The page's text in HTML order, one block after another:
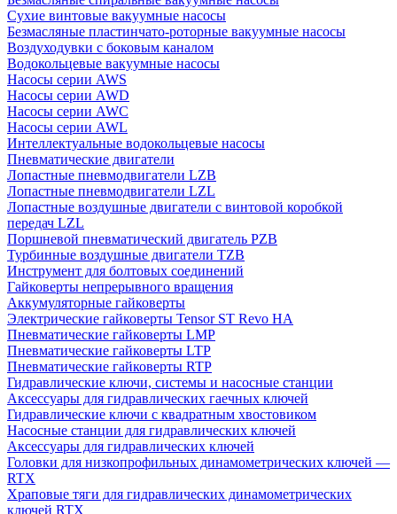
Сухие винтовые вакуумные насосы
Безмасляные пластинчато-роторные вакуумные насосы
Воздуходувки с боковым каналом
Водокольцевые вакуумные насосы
Насосы серии AWS
Насосы серии AWD
Насосы серии AWC
Насосы серии AWL
Интеллектуальные водокольцевые насосы
Пневматические двигатели
Лопастные пневмодвигатели LZB
Лопастные пневмодвигатели LZL
Лопастные воздушные двигатели с винтовой коробкой
передач LZL
Поршневой пневматический двигатель PZB
Турбинные воздушные двигатели TZB
Инструмент для болтовых соединений
Гайковерты непрерывного вращения
Аккумуляторные гайковерты
Электрические гайковерты Tensor ST Revo HA
Пневматические гайковерты LMP
Пневматические гайковерты LTP
Пневматические гайковерты RTP
Гидравлические ключи, системы и насосные станции
Аксессуары для гидравлических гаечных ключей
Гидравлические ключи с квадратным хвостовиком
Насосные станции для гидравлических ключей
Аксессуары для гидравлических ключей
Головки для низкопрофильных динамометрических ключей —
RTX
Храповые тяги для гидравлических динамометрических
ключей RTX